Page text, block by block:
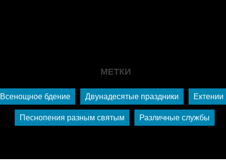
МЕТКИ
Всенощное бдение Двунадесятые праздники Ектении
Песнопения разным святым Различные службы